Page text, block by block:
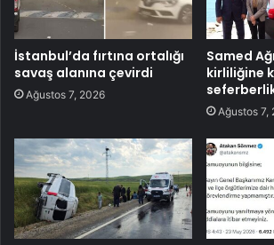
İstanbul’da fırtına ortalığı
savaş alanına çevirdi
Ağustos 7, 2026
Samed
kirliliğine
Ağustos 7,